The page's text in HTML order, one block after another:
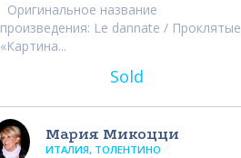
Оригинальное название
произведения: Le dannate / Проклятые
«Картина...
Sold
Мария Микоцци
ИТАЛИЯ, ТОЛЕНТИНО